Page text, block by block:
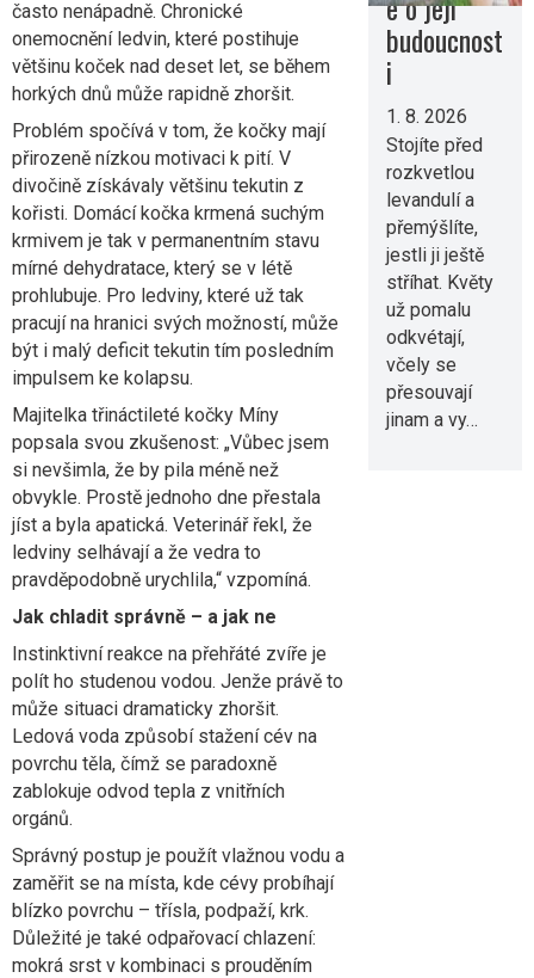
často nenápadně. Chronické
onemocnění ledvin, které postihuje
většinu koček nad deset let, se během
horkých dnů může rapidně zhoršit.
Problém spočívá v tom, že kočky mají
přirozeně nízkou motivaci k pití. V
divočině získávaly většinu tekutin z
kořisti. Domácí kočka krmená suchým
krmivem je tak v permanentním stavu
mírné dehydratace, který se v létě
prohlubuje. Pro ledviny, které už tak
pracují na hranici svých možností, může
být i malý deficit tekutin tím posledním
impulsem ke kolapsu.
Majitelka třináctileté kočky Míny
popsala svou zkušenost: „Vůbec jsem
si nevšimla, že by pila méně než
obvykle. Prostě jednoho dne přestala
jíst a byla apatická. Veterinář řekl, že
ledviny selhávají a že vedra to
pravděpodobně urychlila,“ vzpomíná.
Jak chladit správně – a jak ne
Instinktivní reakce na přehřáté zvíře je
polít ho studenou vodou. Jenže právě to
může situaci dramaticky zhoršit.
Ledová voda způsobí stažení cév na
povrchu těla, čímž se paradoxně
zablokuje odvod tepla z vnitřních
orgánů.
Správný postup je použít vlažnou vodu a
zaměřit se na místa, kde cévy probíhají
blízko povrchu – třísla, podpaží, krk.
Důležité je také odpařovací chlazení:
mokrá srst v kombinaci s prouděním
budoucnost
i
1. 8. 2026
Stojíte před
rozkvetlou
levandulí a
přemýšlíte,
jestli ji ještě
stříhat. Květy
už pomalu
odkvétají,
včely se
přesouvají
jinam a vy…